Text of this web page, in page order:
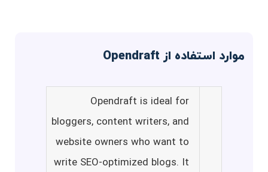
موارد استفاده از Opendraft
Opendraft is ideal for
bloggers, content writers, and
website owners who want to
write SEO-optimized blogs. It